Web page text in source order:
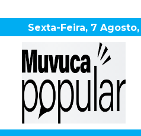
Sexta-Feira, 7